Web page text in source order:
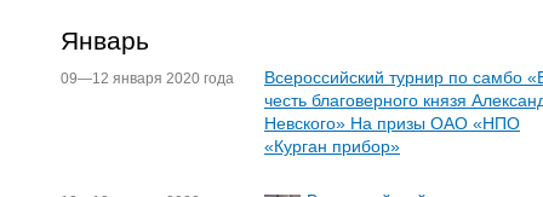
Январь
09—12 января 2020 года
Всероссийский турнир по самбо
честь благоверного князя
Невского» На призы ОАО «НПО
«Курган прибор»